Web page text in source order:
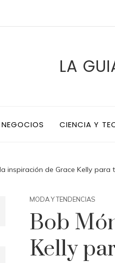
LA
CIENCIA Y
inspiración de Grace Kelly
MODA Y TENDENCIAS
Bob
Kelly